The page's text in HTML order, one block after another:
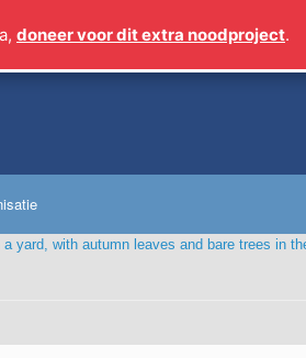
doneer voor dit extra noodproject.